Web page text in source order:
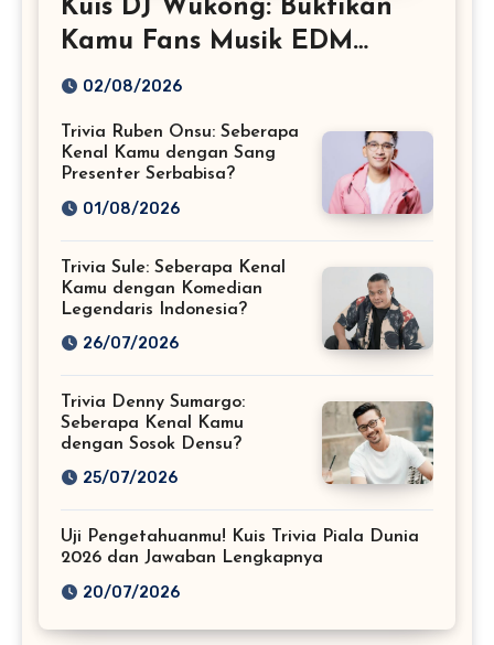
Kuis DJ Wukong: Buktikan
Kamu Fans Musik EDM
Sejati!
02/08/2026
Trivia Ruben Onsu: Seberapa
Kenal Kamu dengan Sang
Presenter Serbabisa?
01/08/2026
Trivia Sule: Seberapa Kenal
Kamu dengan Komedian
Legendaris Indonesia?
26/07/2026
Trivia Denny Sumargo:
Seberapa Kenal Kamu
dengan Sosok Densu?
25/07/2026
Uji Pengetahuanmu! Kuis Trivia Piala Dunia
2026 dan Jawaban Lengkapnya
20/07/2026